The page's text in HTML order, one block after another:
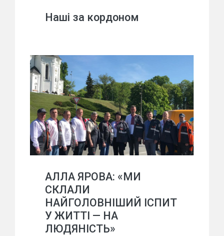
Наші за кордоном
АЛЛА ЯРОВА: «МИ
СКЛАЛИ
НАЙГОЛОВНІШИЙ ІСПИТ
У ЖИТТІ — НА
ЛЮДЯНІСТЬ»